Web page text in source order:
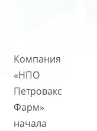
Компания
«НПО
Петровакс
Фарм»
начала